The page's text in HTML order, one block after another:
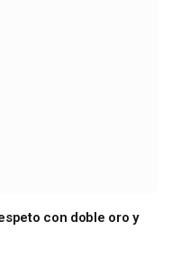
con doble oro y